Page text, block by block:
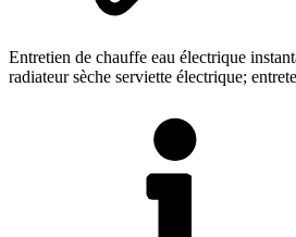
Entretien de chauffe eau électrique
radiateur sèche serviette électrique;